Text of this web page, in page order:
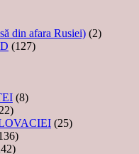
din afara Rusiei) (2)
(127)
(8)
(25)